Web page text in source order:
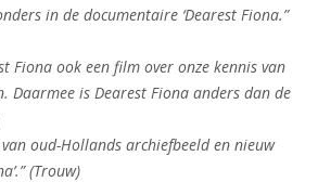
in de documentaire ‘Dearest Fiona.”
Fiona ook een film over onze kennis van
Daarmee is Dearest Fiona anders dan de
van oud-Hollands archiefbeeld en nieuw
(Trouw)